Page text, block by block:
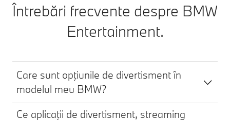
Întrebări frecvente despre BMW
Entertainment.
Care sunt opţiunile de divertisment în
modelul meu BMW?
Ce aplicaţii de divertisment, streaming